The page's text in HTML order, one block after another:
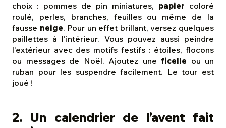
choix : pommes de pin miniatures, papier coloré
roulé, perles, branches, feuilles ou même de la
fausse neige. Pour un effet brillant, versez quelques
paillettes à l'intérieur. Vous pouvez aussi peindre
l'extérieur avec des motifs festifs : étoiles, flocons
ou messages de Noël. Ajoutez une ficelle ou un
ruban pour les suspendre facilement. Le tour est
joué !
2. Un calendrier de l’avent fait